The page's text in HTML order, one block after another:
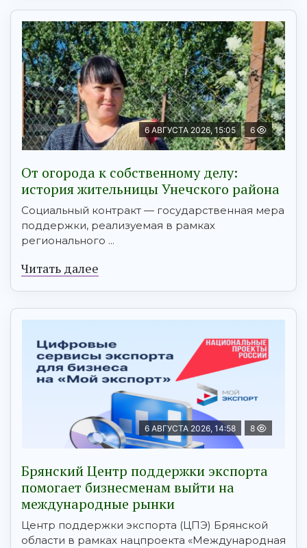
6 АВГУСТА 2026, 15:05 6
От огорода к собственному делу:
история жительницы Унечского района
Социальный контракт — государственная мера
поддержки, реализуемая в рамках
регионального ...
Читать далее
6 АВГУСТА 2026, 14:58 8
Брянский Центр поддержки экспорта
помогает бизнесменам выйти на
международные рынки
Центр поддержки экспорта (ЦПЭ) Брянской
области в рамках нацпроекта «Международная